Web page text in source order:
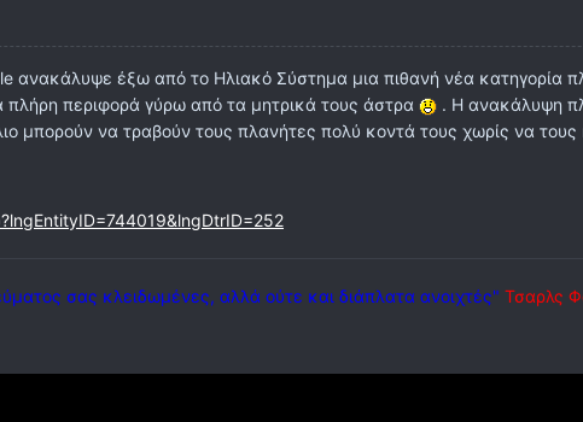
ανακάλυψε έξω από το Ηλιακό Σύστημα μια πιθανή νέα κατηγορία
περιφορά γύρω από τα μητρικά τους άστρα
. Η ανακάλυψη
μπορούν να τραβούν τους πλανήτες πολύ κοντά τους χωρίς να
σας κλειδωμένες, αλλά ούτε και διάπλατα ανοιχτές" Τσαρλς